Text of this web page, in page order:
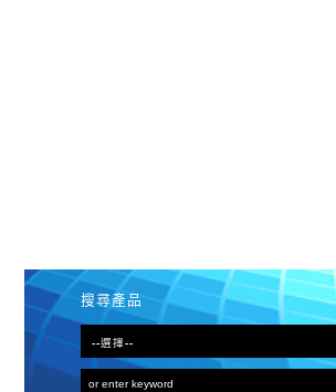
搜尋產品
--選擇--